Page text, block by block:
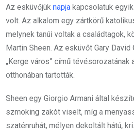
Az esküvőjük napja kapcsolatuk
volt. Az alkalom egy zártkörű
melynek tanúi voltak a családtagok,
Martin Sheen. Az esküvőt Gary David
„Kerge város” című tévésorozatának
otthonában tartották.
Sheen egy Giorgio Armani által
szmoking zakót viselt, míg a
szaténruhát, mélyen dekoltált hátú,